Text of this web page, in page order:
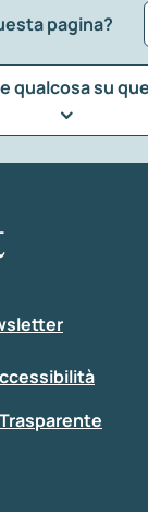
pagina?
qualcosa su
della